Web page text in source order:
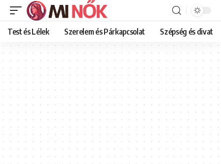
Test és Lélek Szerelem és Párkapcsolat Szépség és divat